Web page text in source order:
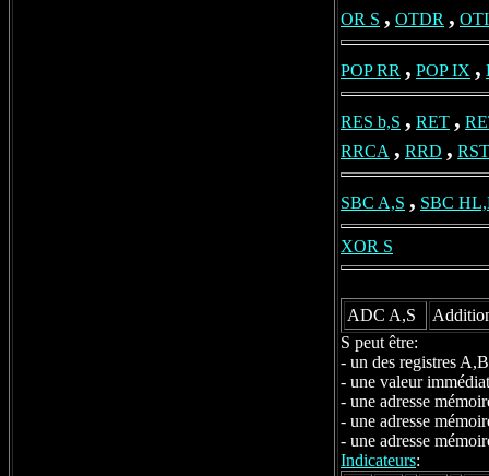
OR S , OTDR ,
POP RR , POP IX ,
RES b,S , RET ,
RRCA , RRD ,
SBC A,S , SBC
XOR S
ADC A,S
S peut être:
- un des registres
- une valeur
- une adresse
- une adresse
- une adresse
Indicateurs: